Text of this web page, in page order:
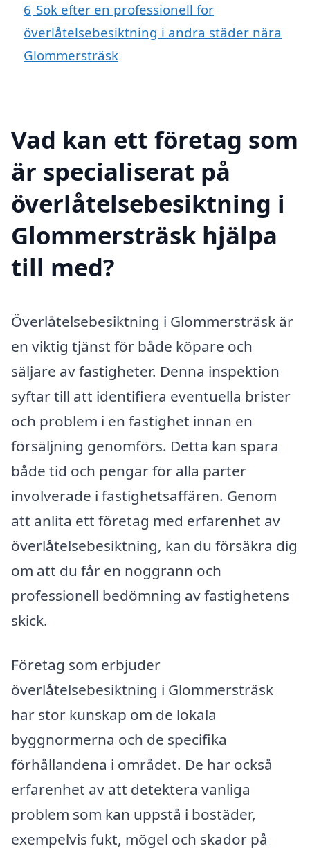
6 Sök efter en professionell för
överlåtelsebesiktning i andra städer nära
Glommersträsk
Vad kan ett företag som
är specialiserat på
överlåtelsebesiktning i
Glommersträsk hjälpa
till med?
Överlåtelsebesiktning i Glommersträsk är
en viktig tjänst för både köpare och
säljare av fastigheter. Denna inspektion
syftar till att identifiera eventuella brister
och problem i en fastighet innan en
försäljning genomförs. Detta kan spara
både tid och pengar för alla parter
involverade i fastighetsaffären. Genom
att anlita ett företag med erfarenhet av
överlåtelsebesiktning, kan du försäkra dig
om att du får en noggrann och
professionell bedömning av fastighetens
skick.
Företag som erbjuder
överlåtelsebesiktning i Glommersträsk
har stor kunskap om de lokala
byggnormerna och de specifika
förhållandena i området. De har också
erfarenhet av att detektera vanliga
problem som kan uppstå i bostäder,
exempelvis fukt, mögel och skador på